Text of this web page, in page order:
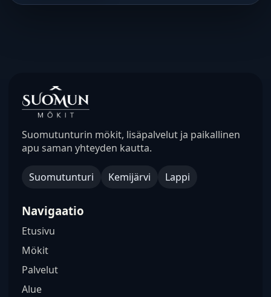
Suomutunturin mökit, lisäpalvelut ja paikallinen
apu saman yhteyden kautta.
Suomutunturi Kemijärvi Lappi
Navigaatio
Etusivu
Mökit
Palvelut
Alue